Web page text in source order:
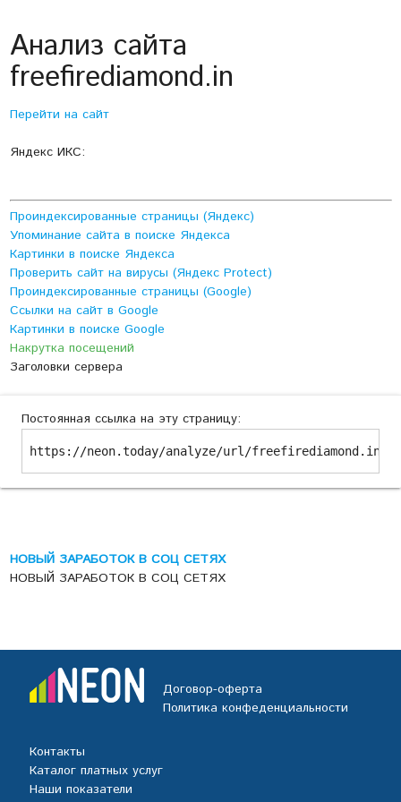
Анализ сайта
freefirediamond.in
Перейти на сайт
Яндекс ИКС:
Проиндексированные страницы (Яндекс)
Упоминание сайта в поиске Яндекса
Картинки в поиске Яндекса
Проверить сайт на вирусы (Яндекс Protect)
Проиндексированные страницы (Google)
Ссылки на сайт в Google
Картинки в поиске Google
Накрутка посещений
Заголовки сервера
Постоянная ссылка на эту страницу:
https://neon.today/analyze/url/freefirediamond.in
НОВЫЙ ЗАРАБОТОК В СОЦ СЕТЯХ
НОВЫЙ ЗАРАБОТОК В СОЦ СЕТЯХ
Договор-оферта
Политика конфеденциальности
Контакты
Каталог платных услуг
Наши показатели